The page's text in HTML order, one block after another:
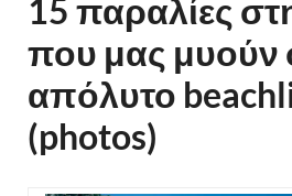
15 παραλίες
που μας μυούν
απόλυτο
(photos)